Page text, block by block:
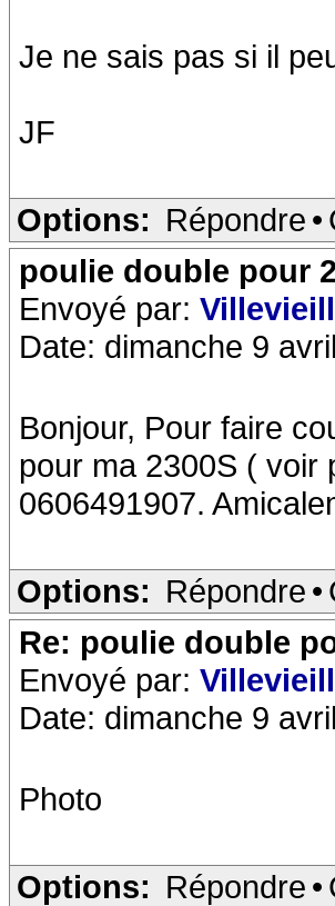
Je ne sais pas si il
JF
Options: Répondre •
poulie double pour
Envoyé par:
Date: dimanche 9
Bonjour, Pour faire
pour ma 2300S ( voir
0606491907.
Options: Répondre •
Re: poulie double
Envoyé par:
Date: dimanche 9
Photo
Options: Répondre •